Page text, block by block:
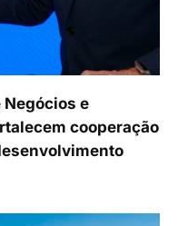
Negócios e
cooperação